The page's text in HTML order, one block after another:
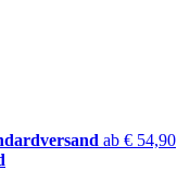
ab € 54,90